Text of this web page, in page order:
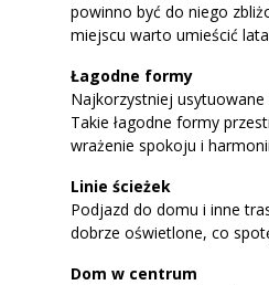
powinno być do niego
miejscu warto umieścić
Łagodne formy
Najkorzystniej usytuowane
Takie łagodne formy
wrażenie spokoju i
Linie ścieżek
Podjazd do domu i inne
dobrze oświetlone, co
Dom w centrum